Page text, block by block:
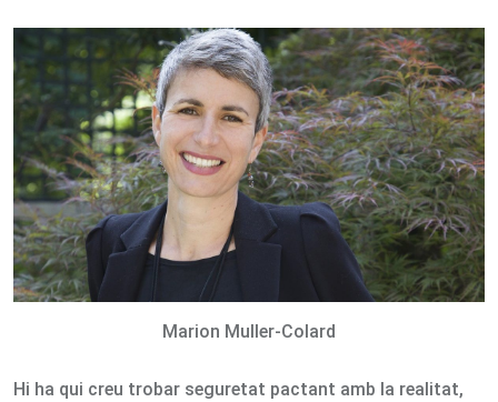
Email
Marion Muller-Colard
Hi ha qui creu trobar seguretat pactant amb la realitat,